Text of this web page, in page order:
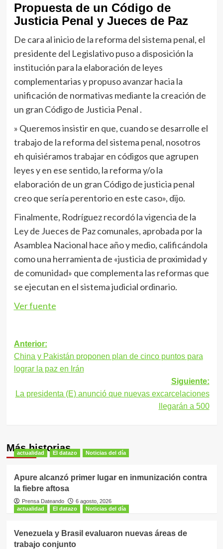
Propuesta de un Código de
Justicia Penal y Jueces de Paz
De cara al inicio de la reforma del sistema penal, el
presidente del Legislativo puso a disposición la
institución para la elaboración de leyes
complementarias y propuso avanzar hacia la
unificación de normativas mediante la creación de
un gran Código de Justicia Penal .
» Queremos insistir en que, cuando se desarrolle el
trabajo de la reforma del sistema penal, nosotros
eh quisiéramos trabajar en códigos que agrupen
leyes y en ese sentido, la reforma y/o la
elaboración de un gran Código de justicia penal
creo que sería perentorio en este caso», dijo.
Finalmente, Rodríguez recordó la vigencia de la
Ley de Jueces de Paz comunales, aprobada por la
Asamblea Nacional hace año y medio, calificándola
como una herramienta de «justicia de proximidad y
de comunidad» que complementa las reformas que
se ejecutan en el sistema judicial ordinario.
Ver fuente
Navegación
de
entradas
Anterior:
China y Pakistán proponen plan de cinco puntos para
lograr la paz en Irán
Siguiente:
La presidenta (E) anunció que nuevas excarcelaciones
llegarán a 500
Más historias
actualidad El datazo Noticias del día
Apure alcanzó primer lugar en inmunización contra
la fiebre aftosa
Prensa Dateando
6 agosto, 2026
actualidad
El datazo Noticias del día
Venezuela y Brasil evaluaron nuevas áreas de
trabajo conjunto